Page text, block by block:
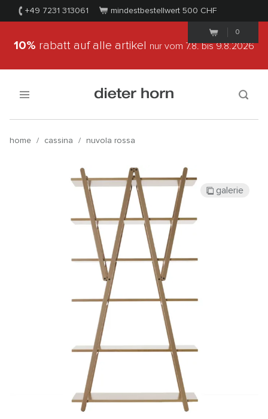
+49 7231 313061 mindestbestellwert 500 CHF
0
10% rabatt auf alle artikel nur vom 7.8.bis 9.8.2026
home / cassina / nuvola rossa
galerie